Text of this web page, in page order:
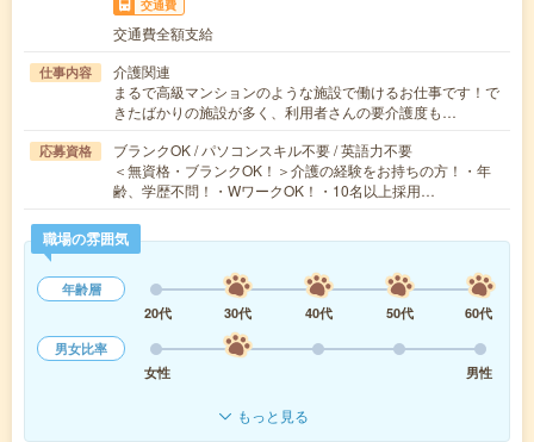
交通費
交通費全額支給
仕事内容
介護関連
まるで高級マンションのような施設で働けるお仕事です！で
きたばかりの施設が多く、利用者さんの要介護度も…
応募資格
ブランクOK / パソコンスキル不要 / 英語力不要
＜無資格・ブランクOK！＞介護の経験をお持ちの方！・年
齢、学歴不問！・WワークOK！・10名以上採用…
職場の雰囲気
年齢層
20代
30代 40代 50代
60代
男女比率
女性
男性
もっと見る